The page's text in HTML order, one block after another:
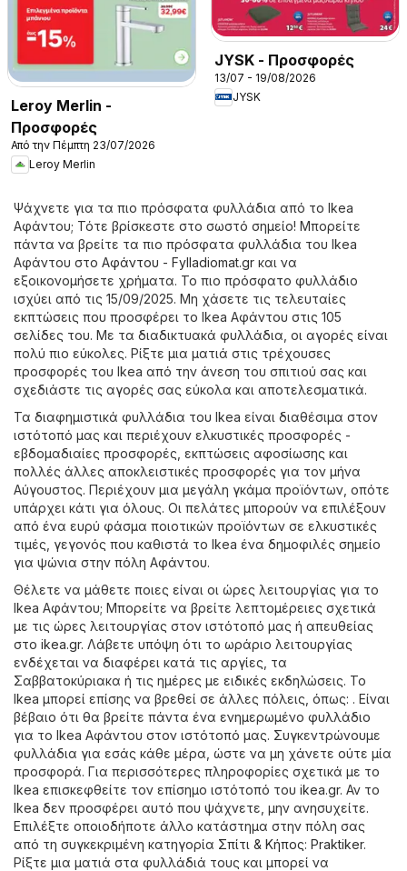
Leroy Merlin -
Προσφορές
Από την Πέμπτη 23/07/2026
Leroy Merlin
JYSK - Προσφορές
13/07 - 19/08/2026
JYSK
Ψάχνετε για τα πιο πρόσφατα φυλλάδια από το Ikea
Αφάντου; Τότε βρίσκεστε στο σωστό σημείο! Μπορείτε
πάντα να βρείτε τα πιο πρόσφατα φυλλάδια του Ikea
Αφάντου στο Αφάντου - Fylladiomat.gr και να
εξοικονομήσετε χρήματα. Το πιο πρόσφατο φυλλάδιο
ισχύει από τις 15/09/2025. Μη χάσετε τις τελευταίες
εκπτώσεις που προσφέρει το Ikea Αφάντου στις 105
σελίδες του. Με τα διαδικτυακά φυλλάδια, οι αγορές είναι
πολύ πιο εύκολες. Ρίξτε μια ματιά στις τρέχουσες
προσφορές του Ikea από την άνεση του σπιτιού σας και
σχεδιάστε τις αγορές σας εύκολα και αποτελεσματικά.
Τα διαφημιστικά φυλλάδια του Ikea είναι διαθέσιμα στον
ιστότοπό μας και περιέχουν ελκυστικές προσφορές -
εβδομαδιαίες προσφορές, εκπτώσεις αφοσίωσης και
πολλές άλλες αποκλειστικές προσφορές για τον μήνα
Αύγουστος. Περιέχουν μια μεγάλη γκάμα προϊόντων, οπότε
υπάρχει κάτι για όλους. Οι πελάτες μπορούν να επιλέξουν
από ένα ευρύ φάσμα ποιοτικών προϊόντων σε ελκυστικές
τιμές, γεγονός που καθιστά το Ikea ένα δημοφιλές σημείο
για ψώνια στην πόλη Αφάντου.
Θέλετε να μάθετε ποιες είναι οι ώρες λειτουργίας για το
Ikea Αφάντου; Μπορείτε να βρείτε λεπτομέρειες σχετικά
με τις ώρες λειτουργίας στον ιστότοπό μας ή απευθείας
στο ikea.gr. Λάβετε υπόψη ότι το ωράριο λειτουργίας
ενδέχεται να διαφέρει κατά τις αργίες, τα
Σαββατοκύριακα ή τις ημέρες με ειδικές εκδηλώσεις. Το
Ikea μπορεί επίσης να βρεθεί σε άλλες πόλεις, όπως: . Είναι
βέβαιο ότι θα βρείτε πάντα ένα ενημερωμένο φυλλάδιο
για το Ikea Αφάντου στον ιστότοπό μας. Συγκεντρώνουμε
φυλλάδια για εσάς κάθε μέρα, ώστε να μη χάνετε ούτε μία
προσφορά. Για περισσότερες πληροφορίες σχετικά με το
Ikea επισκεφθείτε τον επίσημο ιστότοπό του ikea.gr. Αν το
Ikea δεν προσφέρει αυτό που ψάχνετε, μην ανησυχείτε.
Επιλέξτε οποιοδήποτε άλλο κατάστημα στην πόλη σας
από τη συγκεκριμένη κατηγορία Σπίτι & Κήπος: Praktiker.
Ρίξτε μια ματιά στα φυλλάδιά τους και μπορεί να